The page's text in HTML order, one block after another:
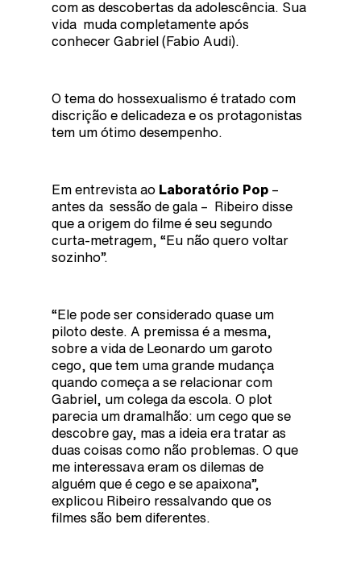
com as descobertas da adolescência. Sua
vida muda completamente após
conhecer Gabriel (Fabio Audi).
O tema do hossexualismo é tratado com
discrição e delicadeza e os protagonistas
tem um ótimo desempenho.
Em entrevista ao Laboratório Pop –
antes da sessão de gala – Ribeiro disse
que a origem do filme é seu segundo
curta-metragem, “Eu não quero voltar
sozinho”.
“Ele pode ser considerado quase um
piloto deste. A premissa é a mesma,
sobre a vida de Leonardo um garoto
cego, que tem uma grande mudança
quando começa a se relacionar com
Gabriel, um colega da escola. O plot
parecia um dramalhão: um cego que se
descobre gay, mas a ideia era tratar as
duas coisas como não problemas. O que
me interessava eram os dilemas de
alguém que é cego e se apaixona”,
explicou Ribeiro ressalvando que os
filmes são bem diferentes.